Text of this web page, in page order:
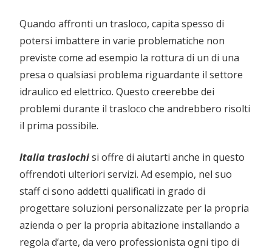
Quando affronti un trasloco, capita spesso di
potersi imbattere in varie problematiche non
previste come ad esempio la rottura di un di una
presa o qualsiasi problema riguardante il settore
idraulico ed elettrico. Questo creerebbe dei
problemi durante il trasloco che andrebbero risolti
il prima possibile.
Italia traslochisi offre di aiutarti anche in questo
offrendoti ulteriori servizi. Ad esempio, nel suo
staff ci sono addetti qualificati in grado di
progettare soluzioni personalizzate per la propria
azienda o per la propria abitazione installando a
regola d’arte, da vero professionista ogni tipo di